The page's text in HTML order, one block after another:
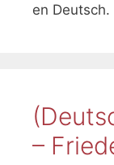
en Deutsch.
–